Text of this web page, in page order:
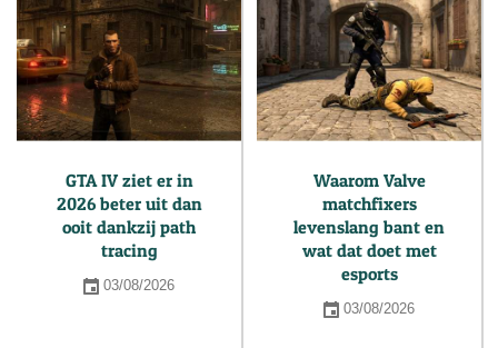
GTA IV ziet er in
2026 beter uit dan
ooit dankzij path
tracing
03/08/2026
Waarom Valve
matchfixers
levenslang bant en
wat dat doet met
esports
03/08/2026